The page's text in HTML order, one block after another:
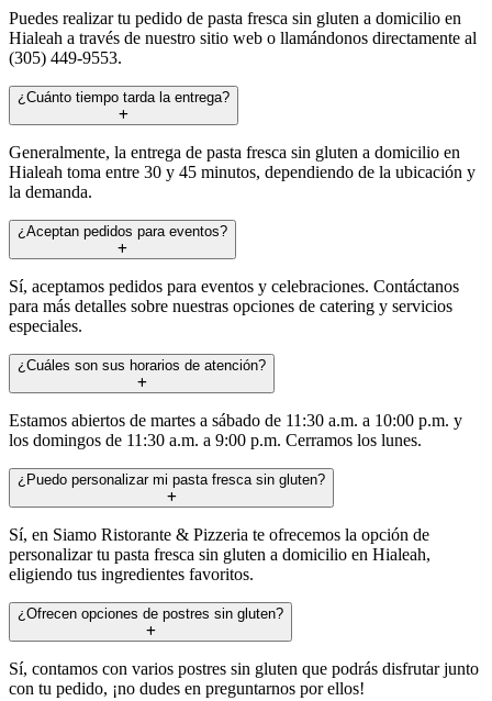
Puedes realizar tu pedido de pasta fresca sin gluten a domicilio en
Hialeah a través de nuestro sitio web o llamándonos directamente al
(305) 449-9553.
¿Cuánto tiempo tarda la entrega?
Generalmente, la entrega de pasta fresca sin gluten a domicilio en
Hialeah toma entre 30 y 45 minutos, dependiendo de la ubicación y
la demanda.
¿Aceptan pedidos para eventos?
Sí, aceptamos pedidos para eventos y celebraciones. Contáctanos
para más detalles sobre nuestras opciones de catering y servicios
especiales.
¿Cuáles son sus horarios de atención?
Estamos abiertos de martes a sábado de 11:30 a.m. a 10:00 p.m. y
los domingos de 11:30 a.m. a 9:00 p.m. Cerramos los lunes.
¿Puedo personalizar mi pasta fresca sin gluten?
Sí, en Siamo Ristorante & Pizzeria te ofrecemos la opción de
personalizar tu pasta fresca sin gluten a domicilio en Hialeah,
eligiendo tus ingredientes favoritos.
¿Ofrecen opciones de postres sin gluten?
Sí, contamos con varios postres sin gluten que podrás disfrutar junto
con tu pedido, ¡no dudes en preguntarnos por ellos!